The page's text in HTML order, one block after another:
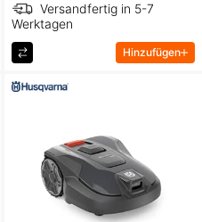
Versandfertig in 5-7
Werktagen
Hinzufügen